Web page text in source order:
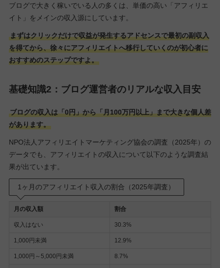
ブログで大きく稼いでいる人の多くは、単価の高い「アフィリエ
イト」をメインの収入源にしています。
まずはクリックだけで収益が発生するアドセンスで最初の副収入
を得てから、徐々にアフィリエイトへ移行していくのが初心者に
おすすめのステップですよ。
基礎知識2：ブログ運営者のリアルな収入目安
ブログの収入は「0円」から「月100万円以上」まで大きな個人差
があります。
NPO法人アフィリエイトマーケティング協会の調査（2025年）の
データでも、アフィリエイトの収入について以下のような調査結
果が出ています。
1ヶ月のアフィリエイト収入の割合（2025年調査）
月の収入額 割合
収入はない 30.3%
1,000円未満 12.9%
1,000円～5,000円未満 8.7%